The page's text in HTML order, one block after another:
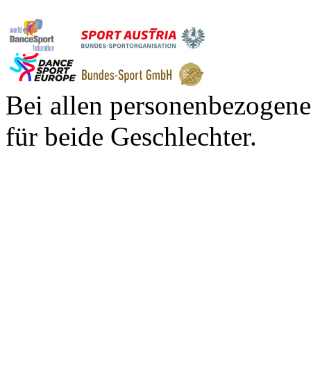
Bei allen
für beide Geschlechter.